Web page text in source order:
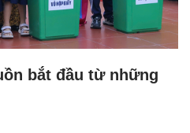
bắt đầu từ những